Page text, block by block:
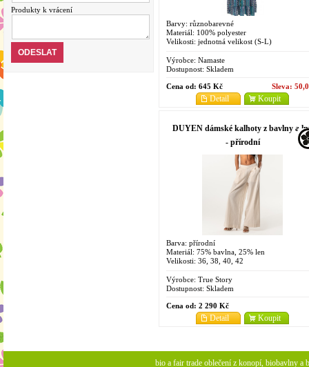
Produkty k vrácení
Barvy: různobarevné
Materiál: 100% polyester
Velikosti: jednotná velikost (S-L)
Výrobce: Namaste
Dostupnost: Skladem
Cena od: 645 Kč Sleva:
Koupit
Detail
DUYEN dámské kalhoty z bavlny a
- přírodní
Barva: přírodní
Materiál: 75% bavlna, 25% len
Velikosti: 36, 38, 40, 42
Výrobce: True Story
Dostupnost: Skladem
Cena od: 2 290 Kč
Koupit
Detail
bio a fair trade oblečení z konopí, biobavlny a